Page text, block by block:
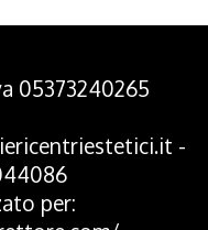
05373240265
-
per: